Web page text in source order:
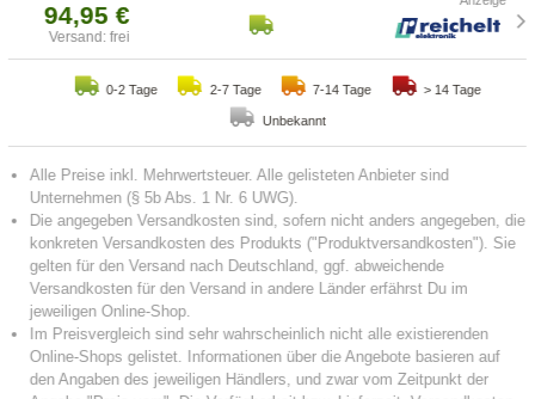
94,95 €
Versand: frei
0-2 Tage 2-7 Tage 7-14 Tage > 14 Tage
Unbekannt